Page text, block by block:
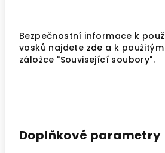
Bezpečnostní informace k
vosků najdete zde a k
záložce "Související soubory".
Doplňkové parametry